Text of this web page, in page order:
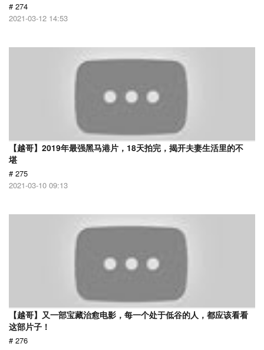
# 274
2021-03-12 14:53
【越哥】2019年最强黑马港片，18天拍完，揭开夫妻生活里的不
堪
# 275
2021-03-10 09:13
【越哥】又一部宝藏治愈电影，每一个处于低谷的人，都应该看看
这部片子！
# 276